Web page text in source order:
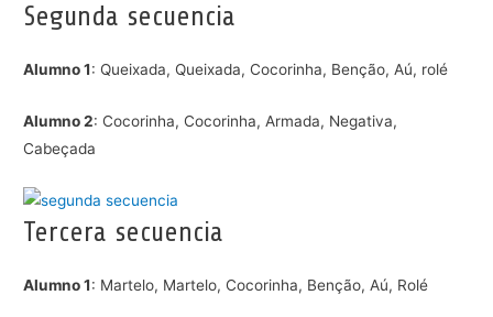
Segunda secuencia
Alumno 1: Queixada, Queixada, Cocorinha, Benção, Aú, rolé
Alumno 2: Cocorinha, Cocorinha, Armada, Negativa,
Cabeçada
Tercera secuencia
Alumno 1: Martelo, Martelo, Cocorinha, Benção, Aú, Rolé